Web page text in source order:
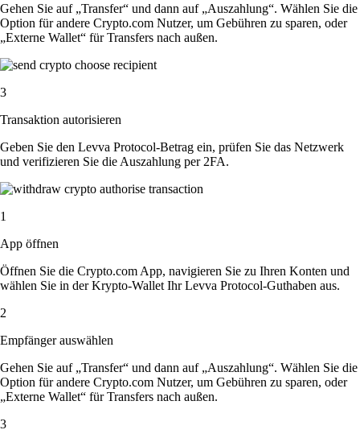
Gehen Sie auf „Transfer“ und dann auf „Auszahlung“. Wählen Sie die
Option für andere Crypto.com Nutzer, um Gebühren zu sparen, oder
„Externe Wallet“ für Transfers nach außen.
3
Transaktion autorisieren
Geben Sie den Levva Protocol-Betrag ein, prüfen Sie das Netzwerk
und verifizieren Sie die Auszahlung per 2FA.
1
App öffnen
Öffnen Sie die Crypto.com App, navigieren Sie zu Ihren Konten und
wählen Sie in der Krypto-Wallet Ihr Levva Protocol-Guthaben aus.
2
Empfänger auswählen
Gehen Sie auf „Transfer“ und dann auf „Auszahlung“. Wählen Sie die
Option für andere Crypto.com Nutzer, um Gebühren zu sparen, oder
„Externe Wallet“ für Transfers nach außen.
3